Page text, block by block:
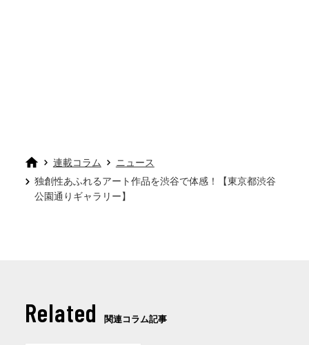
連載コラム
ニュース
独創性あふれるアート作品を渋谷で体感！【東京都渋谷
公園通りギャラリー】
Related 関連コラム記事